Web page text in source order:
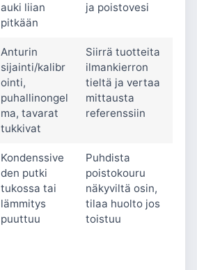
auki liian
pitkään
ja poistovesi
Anturin
sijainti/kalibr
ointi,
puhallinongel
ma, tavarat
tukkivat
Siirrä tuotteita
ilmankierron
tieltä ja vertaa
mittausta
referenssiin
Kondenssive
den putki
tukossa tai
lämmitys
puuttuu
Puhdista
poistokouru
näkyviltä osin,
tilaa huolto jos
toistuu